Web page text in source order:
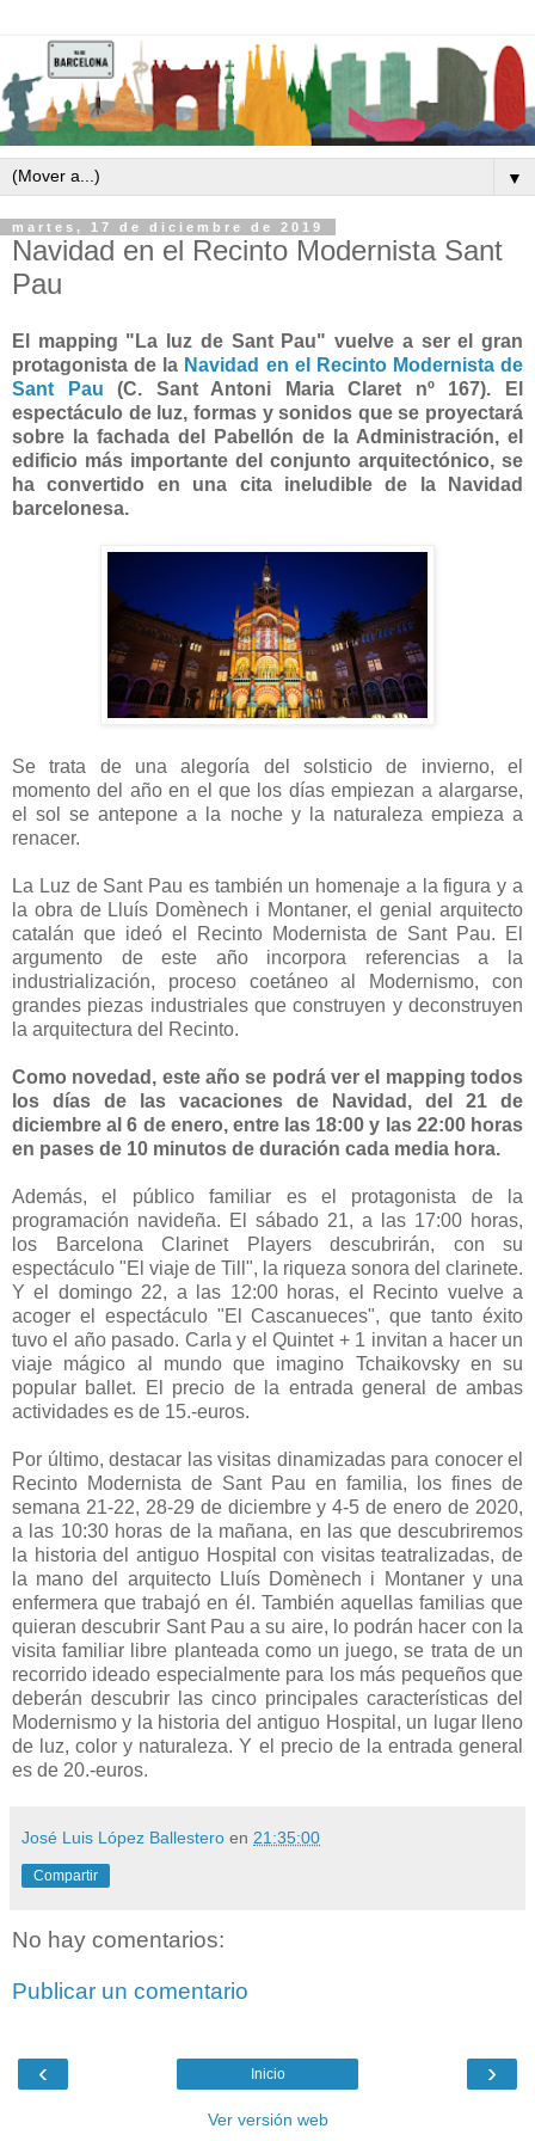
▼
martes, 17 de diciembre de 2019
Navidad en el Recinto Modernista Sant
Pau
El mapping "La luz de Sant Pau" vuelve a ser el gran
protagonista de la Navidad en el Recinto Modernista de
Sant Pau (C. Sant Antoni Maria Claret nº 167). El
espectáculo de luz, formas y sonidos que se proyectará
sobre la fachada del Pabellón de la Administración, el
edificio más importante del conjunto arquitectónico, se
ha convertido en una cita ineludible de la Navidad
barcelonesa.
Se trata de una alegoría del solsticio de invierno, el
momento del año en el que los días empiezan a alargarse,
el sol se antepone a la noche y la naturaleza empieza a
renacer.
La Luz de Sant Pau es también un homenaje a la figura y a
la obra de Lluís Domènech i Montaner, el genial arquitecto
catalán que ideó el Recinto Modernista de Sant Pau. El
argumento de este año incorpora referencias a la
industrialización, proceso coetáneo al Modernismo, con
grandes piezas industriales que construyen y deconstruyen
la arquitectura del Recinto.
Como novedad, este año se podrá ver el mapping todos
los días de las vacaciones de Navidad, del 21 de
diciembre al 6 de enero, entre las 18:00 y las 22:00 horas
en pases de 10 minutos de duración cada media hora.
Además, el público familiar es el protagonista de la
programación navideña. El sábado 21, a las 17:00 horas,
los Barcelona Clarinet Players descubrirán, con su
espectáculo "El viaje de Till", la riqueza sonora del clarinete.
Y el domingo 22, a las 12:00 horas, el Recinto vuelve a
acoger el espectáculo "El Cascanueces", que tanto éxito
tuvo el año pasado. Carla y el Quintet + 1 invitan a hacer un
viaje mágico al mundo que imagino Tchaikovsky en su
popular ballet. El precio de la entrada general de ambas
actividades es de 15.-euros.
Por último, destacar las visitas dinamizadas para conocer el
Recinto Modernista de Sant Pau en familia, los fines de
semana 21-22, 28-29 de diciembre y 4-5 de enero de 2020,
a las 10:30 horas de la mañana, en las que descubriremos
la historia del antiguo Hospital con visitas teatralizadas, de
la mano del arquitecto Lluís Domènech i Montaner y una
enfermera que trabajó en él. También aquellas familias que
quieran descubrir Sant Pau a su aire, lo podrán hacer con la
visita familiar libre planteada como un juego, se trata de un
recorrido ideado especialmente para los más pequeños que
deberán descubrir las cinco principales características del
Modernismo y la historia del antiguo Hospital, un lugar lleno
de luz, color y naturaleza. Y el precio de la entrada general
es de 20.-euros.
José Luis López Ballestero en 21:35:00
Compartir
No hay comentarios:
Publicar un comentario
‹ ›
Inicio
Ver versión web